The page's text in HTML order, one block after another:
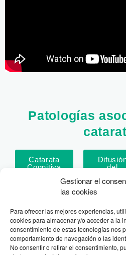
Gestionar el
las cookies
Para ofrecer las mejores experiencias,
cookies para almacenar y/o acceder a la
consentimiento de estas tecnologías nos
comportamiento de navegación o las
No consentir o retirar el consentimiento,
Patologías
Catarata
Cognitiva
del
PEDIR